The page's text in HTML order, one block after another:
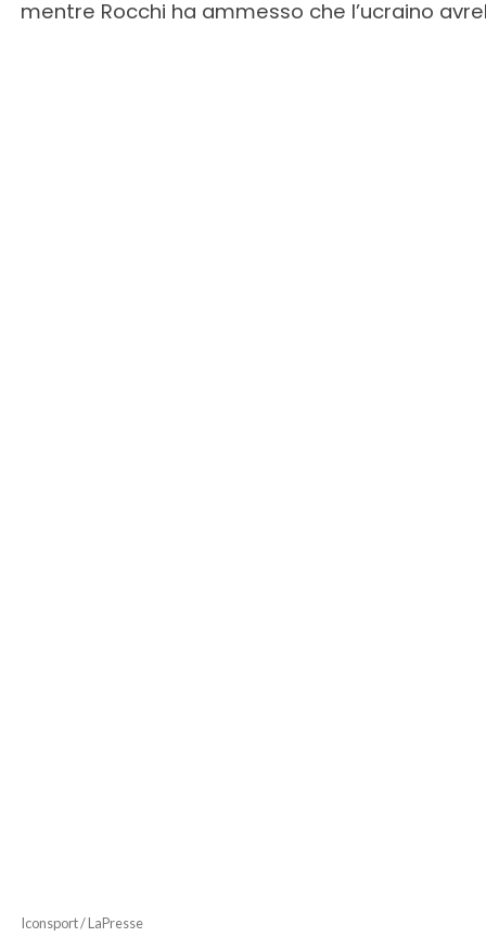
mentre Rocchi ha ammesso che l’ucraino
Iconsport / LaPresse